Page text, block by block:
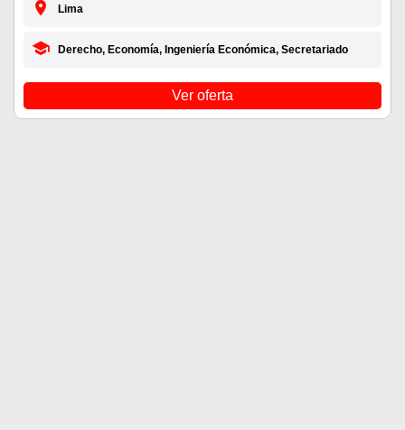
Lima
Derecho, Economía, Ingeniería Económica, Secretariado
Ver oferta